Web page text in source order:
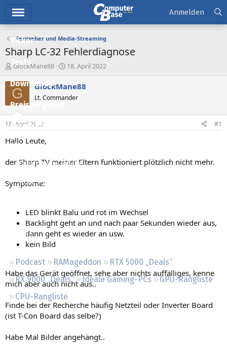
Ticker
Tests
Downloads
Preisvergleich
Forum
Aktuelles
Empfohlene Inhalte
Neue Beiträge
Leserartikel
Regeln
Podcast RAMageddon
RTX 5000 „Deals“
RX 9000 „Deals“
Ideale Gaming-PCs
GPU-Rangliste
CPU-Rangliste
Anmelden
Fernseher und Media-Streaming
Sharp LC-32 Fehlerdiagnose
E
s
t
e
e
r
GlockMane88
E
s
e
t
18. April 2022
G GlockMane88
Lt. Commander
18. April 2022 #1
Hallo Leute,
der Sharp TV meiner Eltern funktioniert plötzlich nicht mehr.
Symptome:
LED blinkt Balu und rot im Wechsel
Backlight geht an und nach paar Sekunden wieder aus,
dann geht es wieder an usw.
kein Bild
Habe das Gerät geöffnet, sehe aber nichts auffälliges, kenne
mich aber auch nicht aus..
Finde bei der Recherche häufig Netzteil oder Inverter Board
(ist T-Con Board das selbe?)
Habe Mal Bilder angehängt..